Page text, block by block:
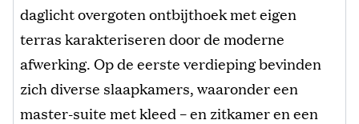
daglicht overgoten ontbijthoek met eigen
terras karakteriseren door de moderne
afwerking. Op de eerste verdieping bevinden
zich diverse slaapkamers, waaronder een
master-suite met kleed – en zitkamer en een